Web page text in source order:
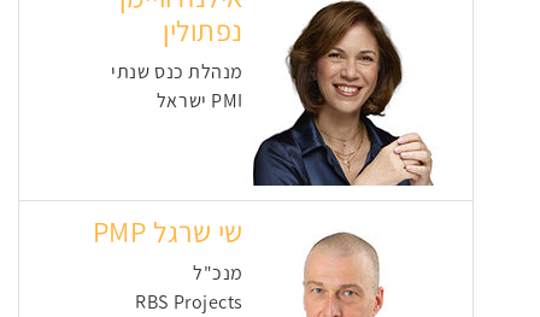
נפתולין
מנהלת כנס שנתי
PMI ישראל
שי שרגל PMP
מנכ"ל
RBS Projects